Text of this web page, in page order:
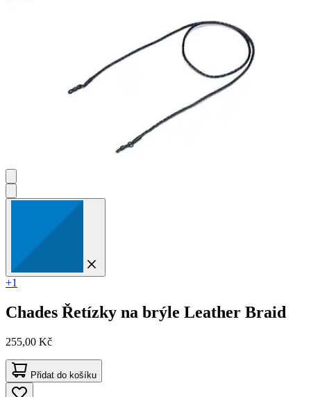
+1
Chades Řetízky na brýle Leather Braid
255,00 Kč
Přidat do košíku